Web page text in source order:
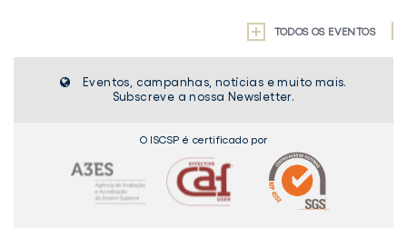
TODOS OS EVENTOS
Eventos, campanhas, notícias e muito mais.
Subscreve a nossa Newsletter.
O ISCSP é certificado por